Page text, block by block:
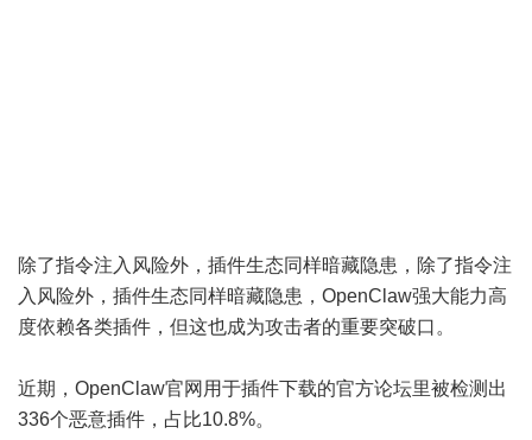
除了指令注入风险外，插件生态同样暗藏隐患，除了指令注
入风险外，插件生态同样暗藏隐患，OpenClaw强大能力高
度依赖各类插件，但这也成为攻击者的重要突破口。
近期，OpenClaw官网用于插件下载的官方论坛里被检测出
336个恶意插件，占比10.8%。